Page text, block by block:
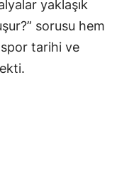
yaklaşık
sorusu hem
tarihi ve